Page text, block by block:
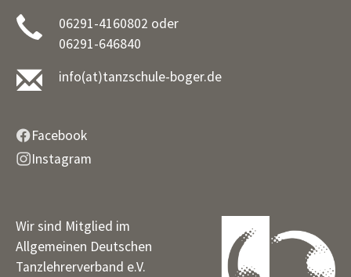
06291-4160802 oder
06291-646840
info(at)tanzschule-boger.de
Facebook
Instagram
Wir sind Mitglied im
Allgemeinen Deutschen
Tanzlehrerverband e.V.